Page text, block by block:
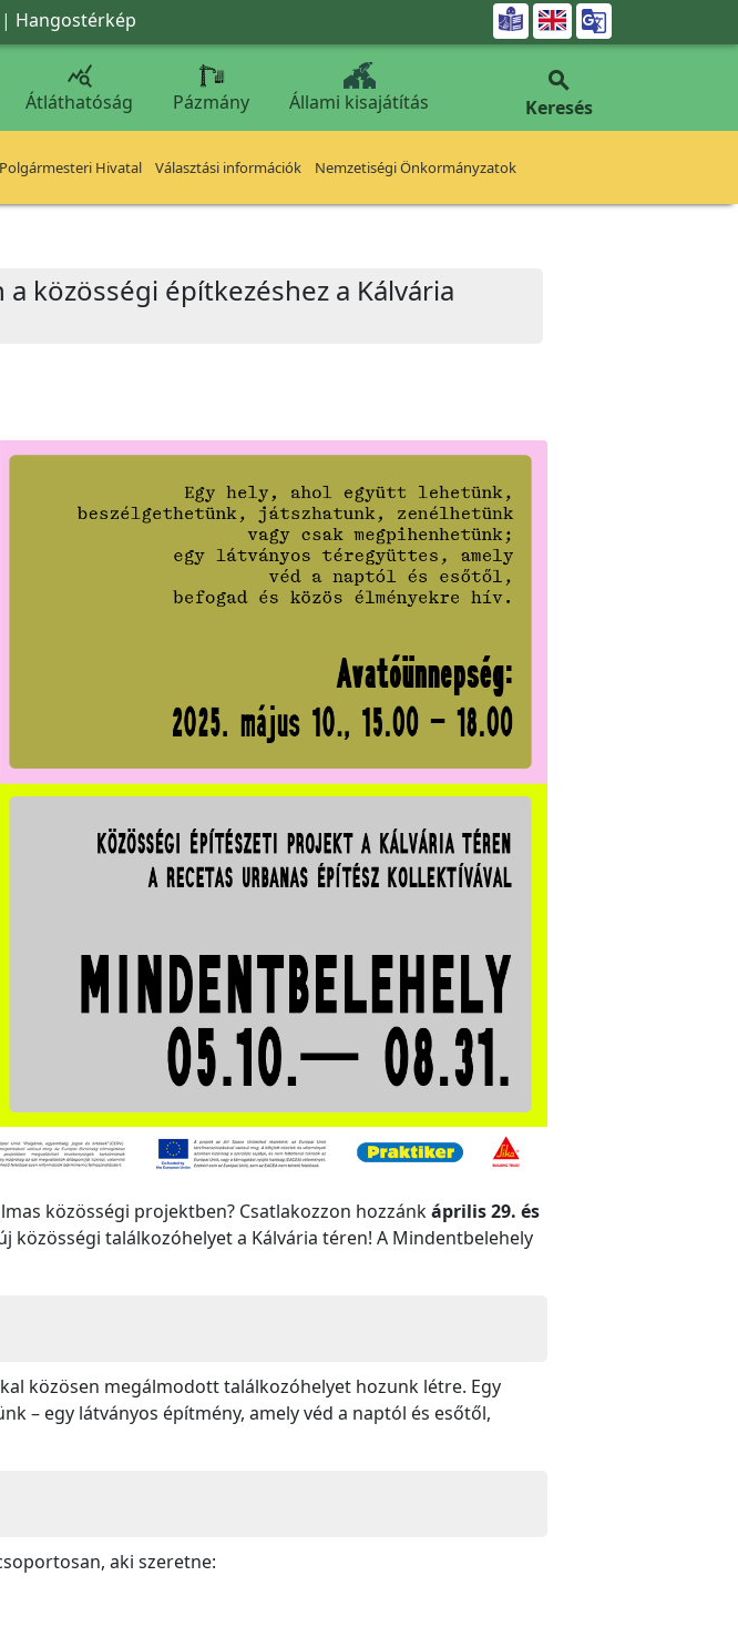
| Hangostérkép 

Átláthatóság Pázmány Állami kisajátítás

Keresés
Polgármesteri Hivatal Választási információk Nemzetiségi Önkormányzatok
közösségi építkezéshez a Kálvária
közösségi projektben? Csatlakozzon hozzánkáprilis 29. és
találkozóhelyet a Kálvária téren! A Mindentbelehely
közösen megálmodott találkozóhelyet hozunk létre. Egy
– egy látványos építmény, amely véd a naptól és esőtől,
aki szeretne: